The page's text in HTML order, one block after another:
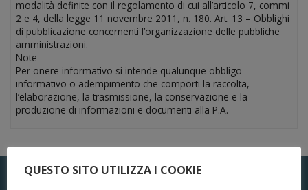
modalità definite con il regolamento di cui all’articolo 7, commi
2 e 4, della legge 11 novembre 2011, n. 180. Art. 13 – Obblighi
di pubblicazione concernenti l’organizzazione delle pubbliche
amministrazioni.
Note
Per onere informativo si intende qualunque obbligo
informativo o adempimento che comporti la raccolta,
l’elaborazione, la trasmissione, la conservazione e la
produzione di informazioni e documenti alla P.A.
QUESTO SITO UTILIZZA I COOKIE